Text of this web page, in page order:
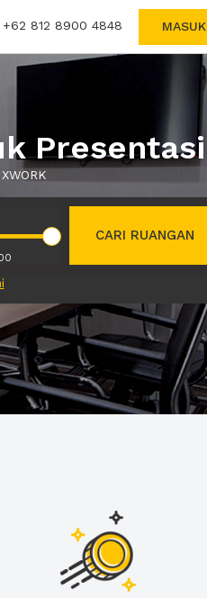
+62 812 8900 4848 MASUK
Presentasi
CARI RUANGAN